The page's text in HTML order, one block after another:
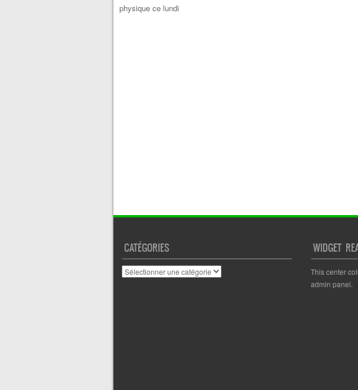
Post navigation
physique ce lundi
CATÉGORIES
Catégories
WIDGET
This center
admin panel.